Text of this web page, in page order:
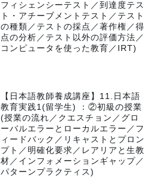
フィシェンシーテスト／到達度テス
ト・アチーブメントテスト／テスト
の種類／テストの採点／著作権／得
点の分析／テスト以外の評価方法／
コンピュータを使った教育／IRT)
【日本語教師養成講座】11.日本語
教育実践1(留学生) ：②初級の授業
(授業の流れ／クエスチョン／グロ
ーバルエラーとローカルエラー／フ
ィードバック／リキャストとプロン
プト／明確化要求／レアリアと生教
材／インフォメーションギャップ／
パターンプラクティス)